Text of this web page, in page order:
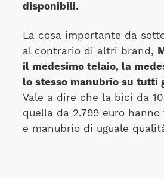
disponibili.
La cosa importante da
al contrario di altri brand,
il medesimo telaio, la
lo stesso manubrio su tutti
Vale a dire che la bici da
quella da 2.799 euro
e manubrio di uguale